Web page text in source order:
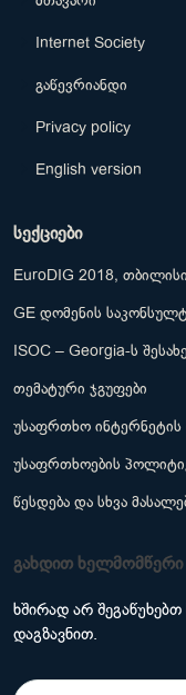
Internet Society
გაწევრიანდი
Privacy policy
English version
სექციები
EuroDIG 2018, თბილისი
GE დომენის
ISOC – Georgia-ს
თემატური ჯგუფები
უსაფრთხო
უსაფრთხოების
წესდება და სხვა
გახდით ხელმომწერი
ხშირად არ
დაგზავნით.